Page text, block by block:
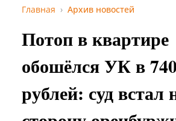
Главная Архив новостей
Потоп в квартире
обошёлся УК в
рублей: суд встал